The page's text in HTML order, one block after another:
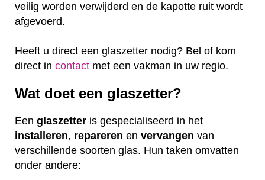
veilig worden verwijderd en de kapotte ruit wordt
afgevoerd.
Heeft u direct een glaszetter nodig? Bel of kom
direct in contact met een vakman in uw regio.
Wat doet een glaszetter?
Een glaszetter is gespecialiseerd in het
installeren, repareren en vervangen van
verschillende soorten glas. Hun taken omvatten
onder andere: